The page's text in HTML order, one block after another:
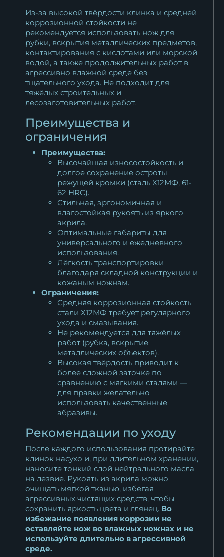
Из-за высокой твёрдости клинка и средней
коррозионной стойкости не
рекомендуется использовать нож для
рубки, вскрытия металлических предметов,
контактирования с кислотами или морской
водой, а также продолжительных работ в
агрессивно влажной среде без
тщательного ухода. Не подходит для
тяжёлых строительных и
лесозаготовительных работ.
Преимущества и
ограничения
Преимущества:
Высочайшая износостойкость и
долгое сохранение остроты
режущей кромки (сталь Х12МФ, 61-
62 HRC).
Стильная, эргономичная и
влагостойкая рукоять из яркого
акрила.
Оптимальные габариты для
универсального и ежедневного
использования.
Лёгкость транспортировки
благодаря складной конструкции и
кожаным ножнам.
Ограничения:
Средняя коррозионная стойкость
стали Х12МФ требует регулярного
ухода и смазывания.
Не рекомендуется для тяжёлых
работ (рубка, вскрытие
металлических объектов).
Высокая твёрдость приводит к
более сложной заточке по
сравнению с мягкими сталями —
для правки желательно
использовать качественные
абразивы.
Рекомендации по уходу
После каждого использования протирайте
клинок насухо и, при длительном хранении,
наносите тонкий слой нейтрального масла
на лезвие. Рукоять из акрила можно
очищать мягкой тканью, избегая
агрессивных чистящих средств, чтобы
сохранить яркость цвета и глянец. Во
избежание появления коррозии не
оставляйте нож во влажных ножнах и не
используйте длительно в агрессивной
среде.